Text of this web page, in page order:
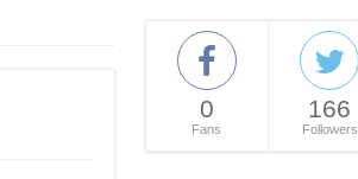
0
Fans
166
Followers